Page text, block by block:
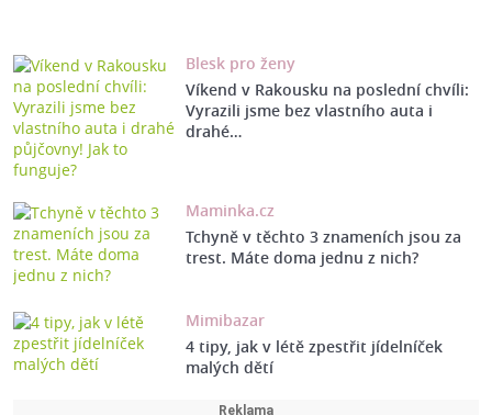
Blesk pro ženy
Víkend v Rakousku na poslední chvíli:
Vyrazili jsme bez vlastního auta i
drahé…
Maminka.cz
Tchyně v těchto 3 znameních jsou za
trest. Máte doma jednu z nich?
Mimibazar
4 tipy, jak v létě zpestřit jídelníček
malých dětí